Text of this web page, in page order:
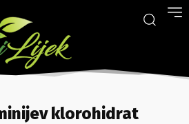
klorohidrat